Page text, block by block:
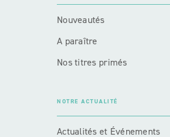
Nouveautés
A paraître
Nos titres primés
NOTRE ACTUALITÉ
Actualités et Événements